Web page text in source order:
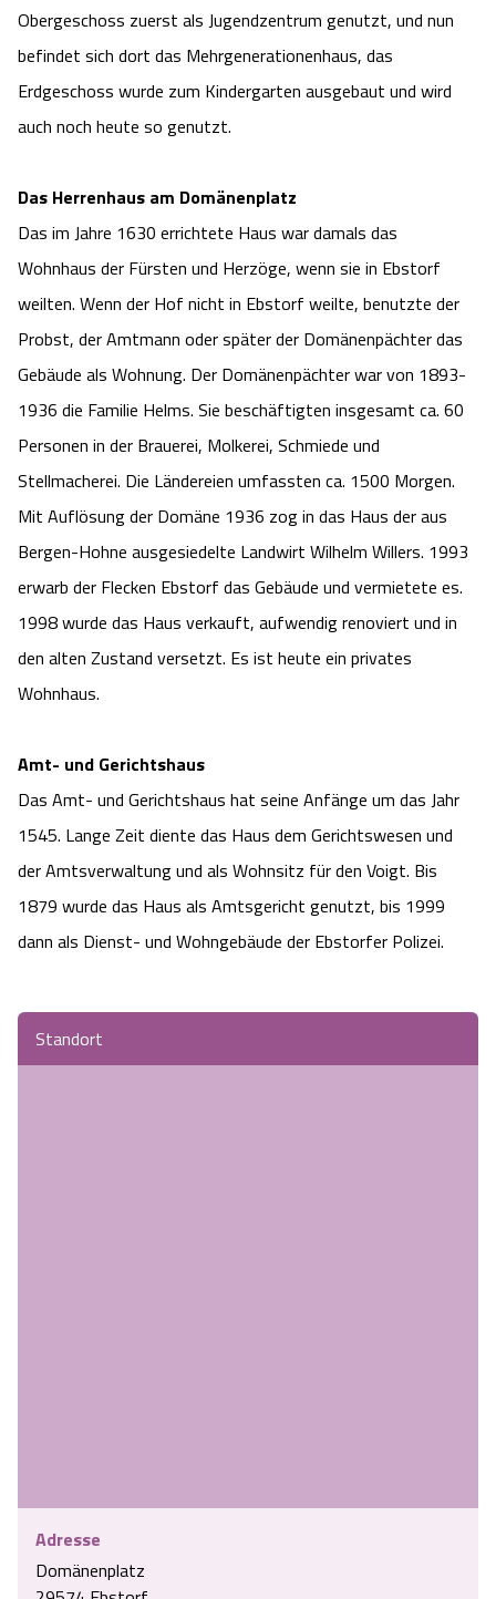
Obergeschoss zuerst als Jugendzentrum genutzt, und nun
befindet sich dort das Mehrgenerationenhaus, das
Erdgeschoss wurde zum Kindergarten ausgebaut und wird
auch noch heute so genutzt.
Das Herrenhaus am Domänenplatz
Das im Jahre 1630 errichtete Haus war damals das
Wohnhaus der Fürsten und Herzöge, wenn sie in Ebstorf
weilten. Wenn der Hof nicht in Ebstorf weilte, benutzte der
Probst, der Amtmann oder später der Domänenpächter das
Gebäude als Wohnung. Der Domänenpächter war von 1893-
1936 die Familie Helms. Sie beschäftigten insgesamt ca. 60
Personen in der Brauerei, Molkerei, Schmiede und
Stellmacherei. Die Ländereien umfassten ca. 1500 Morgen.
Mit Auflösung der Domäne 1936 zog in das Haus der aus
Bergen-Hohne ausgesiedelte Landwirt Wilhelm Willers. 1993
erwarb der Flecken Ebstorf das Gebäude und vermietete es.
1998 wurde das Haus verkauft, aufwendig renoviert und in
den alten Zustand versetzt. Es ist heute ein privates
Wohnhaus.
Amt- und Gerichtshaus
Das Amt- und Gerichtshaus hat seine Anfänge um das Jahr
1545. Lange Zeit diente das Haus dem Gerichtswesen und
der Amtsverwaltung und als Wohnsitz für den Voigt. Bis
1879 wurde das Haus als Amtsgericht genutzt, bis 1999
dann als Dienst- und Wohngebäude der Ebstorfer Polizei.
Standort
Adresse
Domänenplatz